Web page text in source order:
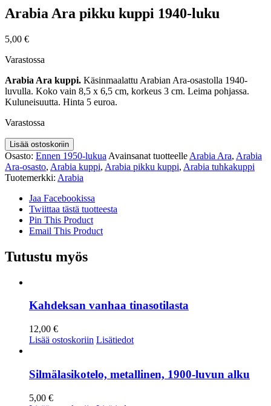
Arabia Ara pikku kuppi 1940-luku
5,00 €
Varastossa
Arabia Ara kuppi. Käsinmaalattu Arabian Ara-osastolla 1940-
luvulla. Koko vain 8,5 x 6,5 cm, korkeus 3 cm. Leima pohjassa.
Kuluneisuutta. Hinta 5 euroa.
Varastossa
Arabia
Ara
pikku
kuppi
luku
määrä
Lisää ostoskoriin
Osasto: Ennen 1950-lukua Avainsanat tuotteelle Arabia Ara, Arabia
Ara-osasto, Arabia kuppi, Arabia pikku kuppi, Arabia tuhkakuppi
Tuotemerkki: Arabia
Jaa Facebookissa
Twiittaa tästä tuotteesta
Pin This Product
Email This Product
Tutustu myös
Kahdeksan vanhaa tinasotilasta
12,00 €
Lisää ostoskoriin Lisätiedot
Silmälasikotelo, metallinen, 1900-luvun alku
5,00 €